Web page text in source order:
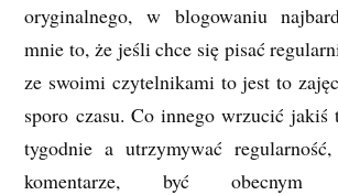
oryginalnego, w blogowaniu
mnie to, że jeśli chce się pisać
ze swoimi czytelnikami to jest to
sporo czasu. Co innego wrzucić jakiś
tygodnie a utrzymywać
komentarze, być